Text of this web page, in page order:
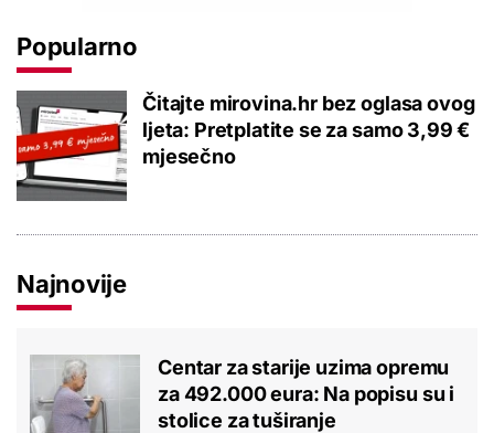
Popularno
Čitajte mirovina.hr bez oglasa ovog
ljeta: Pretplatite se za samo 3,99 €
mjesečno
Najnovije
Centar za starije uzima opremu
za 492.000 eura: Na popisu su i
stolice za tuširanje